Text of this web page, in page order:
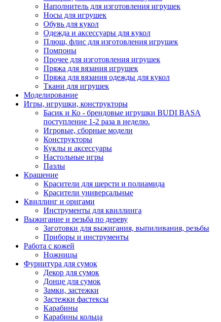
Наполнитель для изготовления игрушек
Носы для игрушек
Обувь для кукол
Одежда и аксессуары для кукол
Плюш, флис для изготовления игрушек
Помпоны
Прочее для изготовления игрушек
Пряжа для вязания игрушек
Пряжа для вязания одежды для кукол
Ткани для игрушек
Моделирование
Игры, игрушки, конструкторы
Басик и Ко - брендовые игрушки BUDI BASA
поступление 1-2 раза в неделю.
Игровые, сборные модели
Конструкторы
Куклы и аксессуары
Настольные игры
Пазлы
Крашение
Красители для шерсти и полиамида
Красители универсальные
Квиллинг и оригами
Инструменты для квиллинга
Выжигание и резьба по дереву
Заготовки для выжигания, выпиливания, резьбы
Приборы и инструменты
Работа с кожей
Ножницы
Фурнитура для сумок
Декор для сумок
Донце для сумок
Замки, застежки
Застежки фастексы
Карабины
Карабины кольца